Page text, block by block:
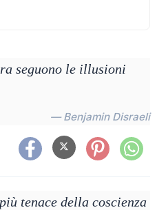
seguono le illusioni
— Benjamin Disraeli
tenace della coscienza